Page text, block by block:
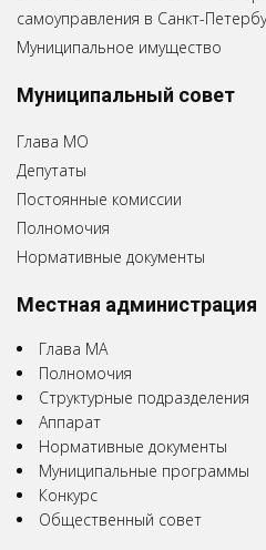
самоуправления в Санкт-
Муниципальное имущество
Муниципальный совет
Глава МО
Депутаты
Постоянные комиссии
Полномочия
Нормативные документы
Местная администрация
Глава МА
Полномочия
Структурные подразделения
Аппарат
Нормативные документы
Муниципальные программы
Конкурс
Общественный совет